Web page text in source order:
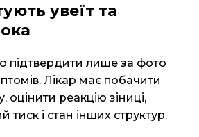
увеїт та
підтвердити лише за фото
Лікар має побачити
реакцію зіниці,
тиск і стан інших структур.